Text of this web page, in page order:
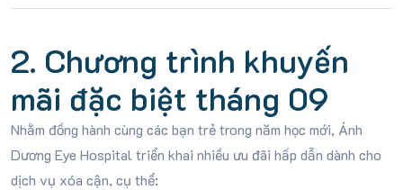
2. Chương trình khuyến
mãi đặc biệt tháng 09
Nhằm đồng hành cùng các bạn trẻ trong năm học mới, Ánh
Dương Eye Hospital triển khai nhiều ưu đãi hấp dẫn dành cho
dịch vụ xóa cận, cụ thể: